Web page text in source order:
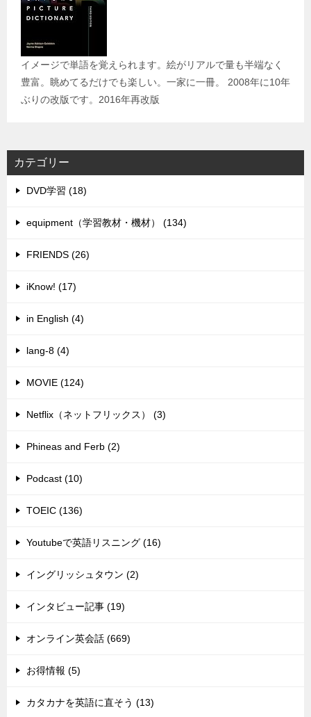
イメージで単語を覚えられます。絵がリアルで量も半端なく
豊富。眺めてるだけでも楽しい。一家に一冊。 2008年に10年
ぶりの改版です。2016年再改版
カテゴリー
DVD学習 (18)
equipment（学習教材・機材） (134)
FRIENDS (26)
iKnow! (17)
in English (4)
lang-8 (4)
MOVIE (124)
Netflix（ネットフリックス） (3)
Phineas and Ferb (2)
Podcast (10)
TOEIC (136)
Youtubeで英語リスニング (16)
イングリッシュタウン (2)
インタビュー記事 (19)
オンライン英会話 (669)
お得情報 (5)
カタカナを英語に直そう (13)